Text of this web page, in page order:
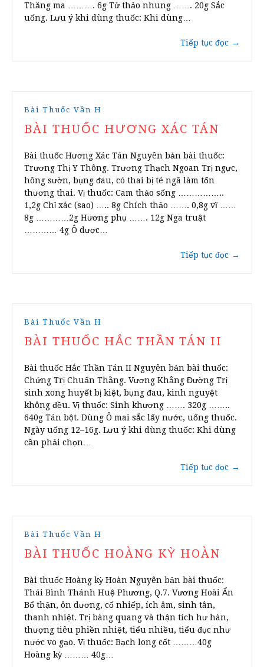
Thăng ma ………. 6g Tử thảo nhung ……. 20g Sắc
uống. Lưu ý khi dùng thuốc: Khi dùng…
Tiếp tục đọc →
Bài Thuốc Vần H
BÀI THUỐC HƯƠNG XÁC TÁN
Bài thuốc Hương Xác Tán Nguyên bản bài thuốc:
Trương Thị Y Thông. Trương Thạch Ngoan Trị ngực,
hông sườn, bụng đau, có thai bị té ngã làm tổn
thương thai. Vị thuốc: Cam thảo sống ……………..
1,2g Chỉ xác (sao) ….. 8g Chích thảo ……. 0,8g vĩ ……
8g …………2g Hương phụ ……. 12g Nga truật
………… 4g Ô dược…
Tiếp tục đọc →
Bài Thuốc Vần H
BÀI THUỐC HẮC THẦN TÁN II
Bài thuốc Hắc Thần Tán II Nguyên bản bài thuốc:
Chứng Trị Chuẩn Thằng. Vương Khẳng Đường Trị
sinh xong huyết bị kiệt, bụng đau, kinh nguyệt
không đều. Vị thuốc: Sinh khương ……. 320g ……..
640g Tán bột. Dùng Ô mai sắc lấy nước, uống thuốc.
Ngày uống 12–16g. Lưu ý khi dùng thuốc: Khi dùng
cần phải chọn…
Tiếp tục đọc →
Bài Thuốc Vần H
BÀI THUỐC HOÀNG KỲ HOÀN
Bài thuốc Hoàng kỳ Hoàn Nguyên bản bài thuốc:
Thái Bình Thánh Huệ Phương, Q.7. Vương Hoài Ẩn
Bổ thận, ôn dương, cố nhiếp, ích âm, sinh tân,
thanh nhiệt. Trị bàng quang và thận tích hư hàn,
thượng tiêu phiền nhiệt, tiểu nhiều, tiểu đục như
nước vo gạo. Vị thuốc: Bạch long cốt ………40g
Hoàng kỳ ……… 40g…